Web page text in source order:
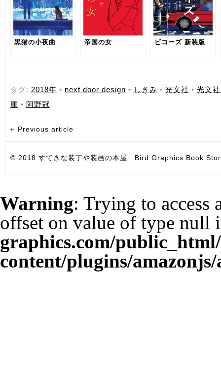
黒猫の小夜曲 帝国の女 ビコーズ 新装版
タグ: 2018年 • next door design • しきみ • 光文社 • 光文
庫 • 阿野冠
Previous article
© 2018 すてきな装丁や装画の本屋 Bird Graphics Book
Warning: Trying to access
offset on value of type null
graphics.com/
content/plugins/